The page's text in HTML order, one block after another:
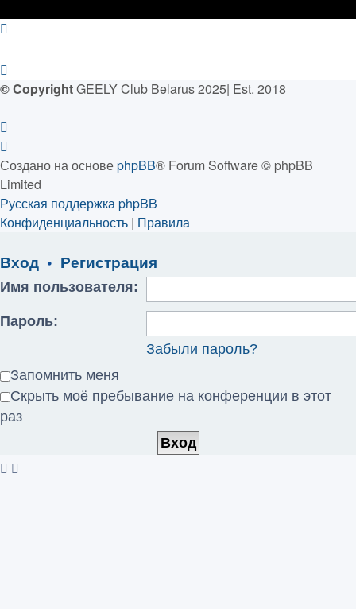
© CopyrightGEELY Club Belarus 2025| Est. 2018
Создано на основеphpBB® Forum Software © phpBB
Limited
Русская поддержка phpBB
Конфиденциальность | Правила
Вход • Регистрация
Имя пользователя:
Пароль:
Забыли пароль?
Запомнить меня
Скрыть моё пребывание на конференции в этот
раз